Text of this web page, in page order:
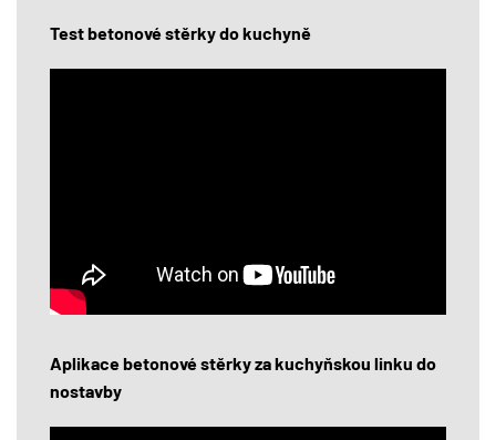
Test betonové stěrky do kuchyně
Aplikace betonové stěrky za kuchyňskou linku do
nostavby